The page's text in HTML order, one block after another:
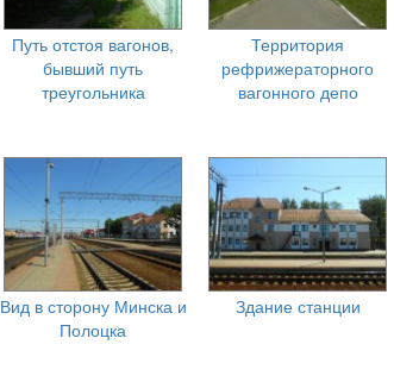
Путь отстоя вагонов,
бывший путь
треугольника
Территория
рефрижераторного
вагонного депо
Вид в сторону Минска и
Полоцка
Здание станции